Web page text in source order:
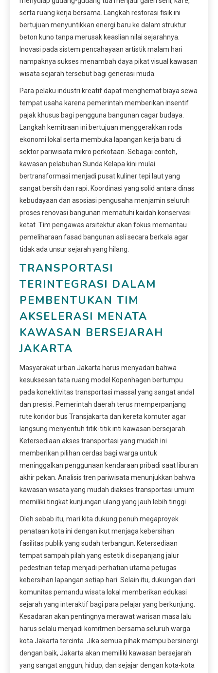
serta ruang kerja bersama. Langkah restorasi fisik ini
bertujuan menyuntikkan energi baru ke dalam struktur
beton kuno tanpa merusak keaslian nilai sejarahnya.
Inovasi pada sistem pencahayaan artistik malam hari
nampaknya sukses menambah daya pikat visual kawasan
wisata sejarah tersebut bagi generasi muda.
Para pelaku industri kreatif dapat menghemat biaya sewa
tempat usaha karena pemerintah memberikan insentif
pajak khusus bagi pengguna bangunan cagar budaya.
Langkah kemitraan ini bertujuan menggerakkan roda
ekonomi lokal serta membuka lapangan kerja baru di
sektor pariwisata mikro perkotaan. Sebagai contoh,
kawasan pelabuhan Sunda Kelapa kini mulai
bertransformasi menjadi pusat kuliner tepi laut yang
sangat bersih dan rapi. Koordinasi yang solid antara dinas
kebudayaan dan asosiasi pengusaha menjamin seluruh
proses renovasi bangunan mematuhi kaidah konservasi
ketat. Tim pengawas arsitektur akan fokus memantau
pemeliharaan fasad bangunan asli secara berkala agar
tidak ada unsur sejarah yang hilang.
TRANSPORTASI
TERINTEGRASI DALAM
PEMBENTUKAN TIM
AKSELERASI MENATA
KAWASAN BERSEJARAH
JAKARTA
Masyarakat urban Jakarta harus menyadari bahwa
kesuksesan tata ruang model Kopenhagen bertumpu
pada konektivitas transportasi massal yang sangat andal
dan presisi. Pemerintah daerah terus memperpanjang
rute koridor bus Transjakarta dan kereta komuter agar
langsung menyentuh titik-titik inti kawasan bersejarah.
Ketersediaan akses transportasi yang mudah ini
memberikan pilihan cerdas bagi warga untuk
meninggalkan penggunaan kendaraan pribadi saat liburan
akhir pekan. Analisis tren pariwisata menunjukkan bahwa
kawasan wisata yang mudah diakses transportasi umum
memiliki tingkat kunjungan ulang yang jauh lebih tinggi.
Oleh sebab itu, mari kita dukung penuh megaproyek
penataan kota ini dengan ikut menjaga kebersihan
fasilitas publik yang sudah terbangun. Ketersediaan
tempat sampah pilah yang estetik di sepanjang jalur
pedestrian tetap menjadi perhatian utama petugas
kebersihan lapangan setiap hari. Selain itu, dukungan dari
komunitas pemandu wisata lokal memberikan edukasi
sejarah yang interaktif bagi para pelajar yang berkunjung.
Kesadaran akan pentingnya merawat warisan masa lalu
harus selalu menjadi komitmen bersama seluruh warga
kota Jakarta tercinta. Jika semua pihak mampu bersinergi
dengan baik, Jakarta akan memiliki kawasan bersejarah
yang sangat anggun, hidup, dan sejajar dengan kota-kota